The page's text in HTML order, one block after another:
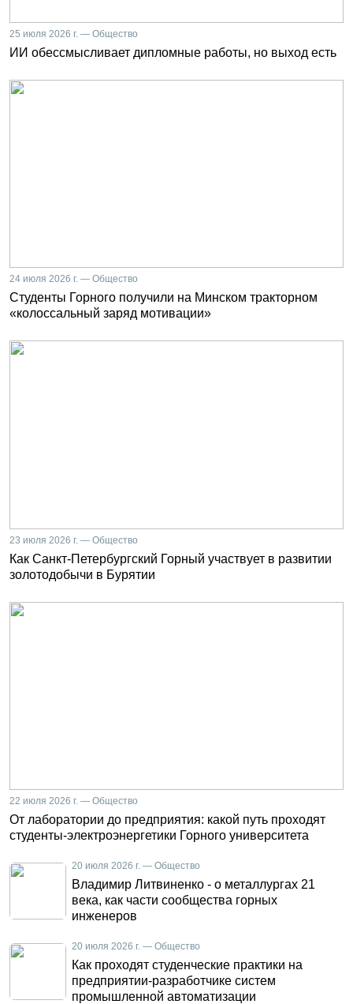
25 июля 2026 г. — Общество
ИИ обессмысливает дипломные работы, но выход есть
24 июля 2026 г. — Общество
Студенты Горного получили на Минском тракторном
«колоссальный заряд мотивации»
23 июля 2026 г. — Общество
Как Санкт-Петербургский Горный участвует в развитии
золотодобычи в Бурятии
22 июля 2026 г. — Общество
От лаборатории до предприятия: какой путь проходят
студенты-электроэнергетики Горного университета
20 июля 2026 г. — Общество
Владимир Литвиненко - о металлургах 21
века, как части сообщества горных
инженеров
20 июля 2026 г. — Общество
Как проходят студенческие практики на
предприятии-разработчике систем
промышленной автоматизации